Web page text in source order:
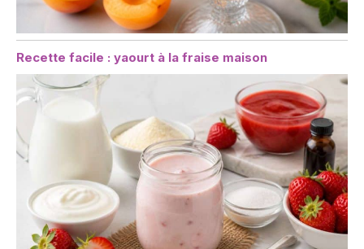
Recette facile : yaourt à la fraise maison